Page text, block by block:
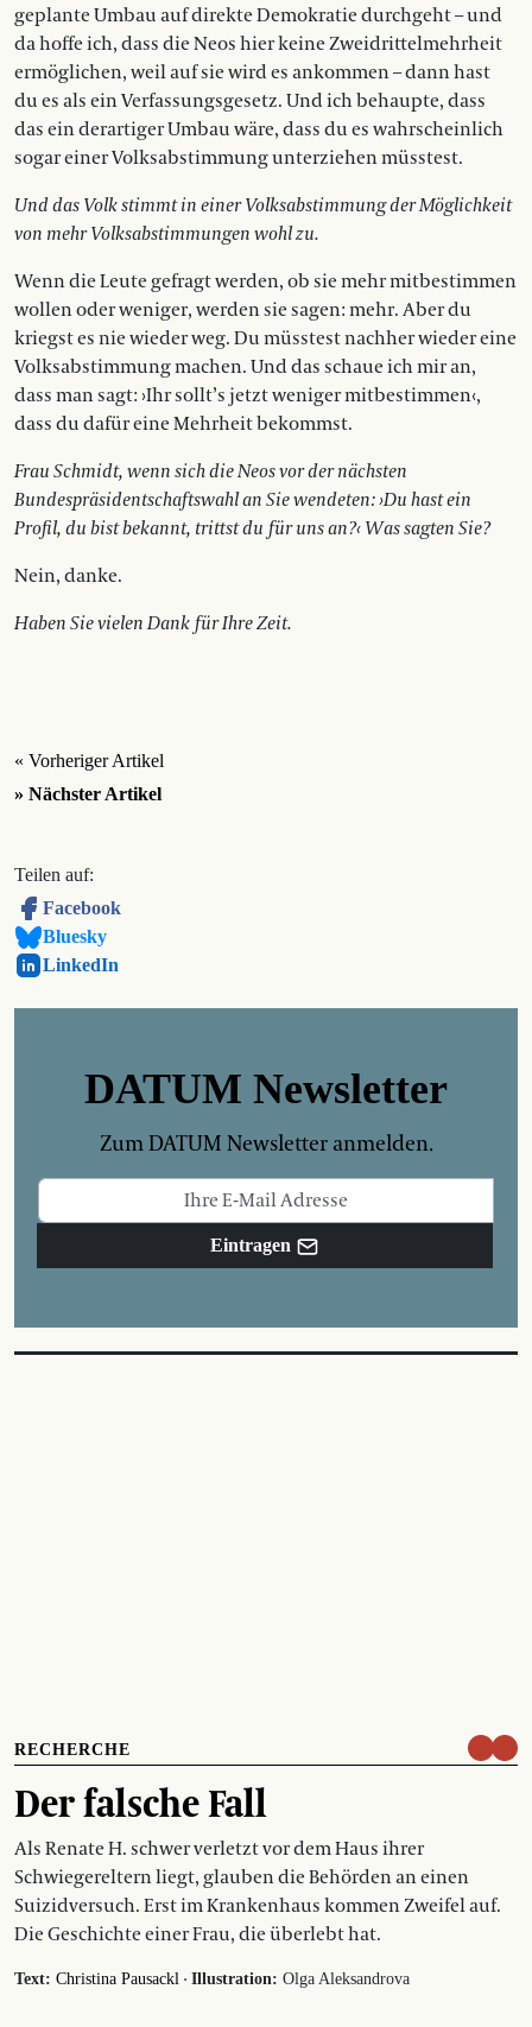
geplante Umbau auf direkte Demokratie durchgeht – und
da hoffe ich, dass die Neos hier keine Zweidrittelmehrheit
ermöglichen, weil auf sie wird es ankommen – dann hast
du es als ein Verfassungsgesetz. Und ich behaupte, dass
das ein derartiger Umbau wäre, dass du es wahrscheinlich
sogar einer Volksabstimmung unterziehen müsstest.
Und das Volk stimmt in einer Volksabstimmung der Möglichkeit
von mehr Volksabstimmungen wohl zu.
Wenn die Leute gefragt werden, ob sie mehr mitbestimmen
wollen oder weniger, werden sie sagen: mehr. Aber du
kriegst es nie wieder weg. Du müsstest nachher wieder eine
Volksabstimmung machen. Und das schaue ich mir an,
dass man sagt: ›Ihr sollt’s jetzt weniger mitbestimmen‹,
dass du dafür eine Mehrheit bekommst.
Frau Schmidt, wenn sich die Neos vor der nächsten
Bundespräsidentschaftswahl an Sie wendeten: ›Du hast ein
Profil, du bist bekannt, trittst du für uns an?‹ Was sagten Sie?
Nein, danke.
Haben Sie vielen Dank für Ihre Zeit.
« Vorheriger Artikel
» Nächster Artikel
Teilen auf:
Facebook
Bluesky
LinkedIn
DATUM Newsletter
Zum DATUM Newsletter anmelden.
Eintragen
RECHERCHE
Der falsche Fall
Als Renate H. schwer verletzt vor dem Haus ihrer
Schwiegereltern liegt, glauben die Behörden an einen
Suizidversuch. Erst im Krankenhaus kommen Zweifel auf.
Die Geschichte einer Frau, die überlebt hat.
Text: Christina Pausackl · Illustration: Olga Aleksandrova